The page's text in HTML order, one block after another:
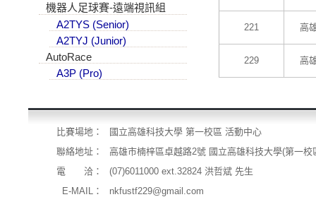
221 高
229 高
機器人足球賽-遠端視訊組
A2TYS (Senior)
A2TYJ (Junior)
AutoRace
A3P (Pro)
比賽場地：
國立高雄科技大學 第一校區 活動中心
聯絡地址：
高雄市楠梓區卓越路2號 國立高雄科技大學(第一
電 洽：
(07)6011000 ext.32824 洪哲斌 先生
E-MAIL：
nkfustf229@gmail.com